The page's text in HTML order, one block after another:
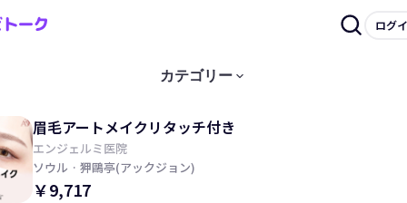
ログ
カテゴリー keyboard_arrow_down
眉毛アートメイクリタッチ付き
エンジェルミ医院
ソウル · 狎鷗亭(アックジョン)
￥9,717